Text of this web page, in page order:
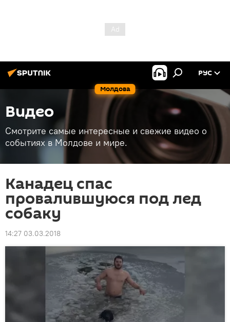
Молдова
РУС
Видео
Смотрите самые интересные и свежие видео о
событиях в Молдове и мире.
Канадец спас
провалившуюся под лед
собаку
14:27 03.03.2018